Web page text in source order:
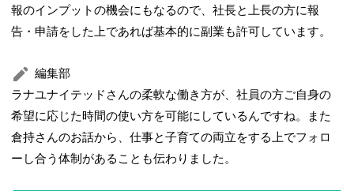
報のインプットの機会にもなるので、社長と上長の方に報
告・申請をした上であれば基本的に副業も許可しています。
編集部
ラナユナイテッドさんの柔軟な働き方が、社員の方ご自身の
希望に応じた時間の使い方を可能にしているんですね。また
倉持さんのお話から、仕事と子育ての両立をする上でフォロ
ーし合う体制があることも伝わりました。